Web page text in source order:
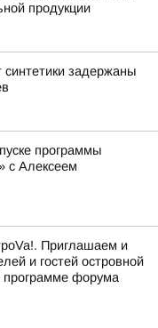
продукции
задержаны
программы
с Алексеем
Приглашаем и
и гостей островной
программе форума